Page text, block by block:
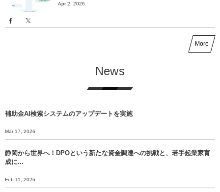
Apr 2, 2026
More
News
補助金AI検索システムのアップデートを実施
Mar 17, 2026
静岡から世界へ！DPOという新たな資金調達への挑戦と、若手起業家育
成に...
Feb 11, 2026